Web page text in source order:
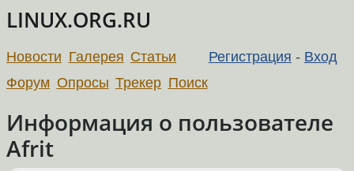
LINUX.ORG.RU
Регистрация - Вход
Новости Галерея Статьи
Форум Опросы Трекер Поиск
Информация о пользователе
Afrit